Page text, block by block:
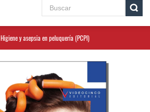
Higiene y asepsia en peluquería (PCPI)